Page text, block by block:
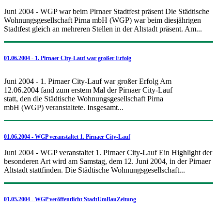
Juni 2004 - WGP war beim Pirnaer Stadtfest präsent Die Städtische
Wohnungsgesellschaft Pirna mbH (WGP) war beim diesjährigen
Stadtfest gleich an mehreren Stellen in der Altstadt präsent. Am...
01.06.2004 - 1. Pirnaer City-Lauf war großer Erfolg
Juni 2004 - 1. Pirnaer City-Lauf war großer Erfolg Am
12.06.2004 fand zum erstem Mal der Pirnaer City-Lauf
statt, den die Städtische Wohnungsgesellschaft Pirna
mbH (WGP) veranstaltete. Insgesamt...
01.06.2004 - WGP veranstaltet 1. Pirnaer City-Lauf
Juni 2004 - WGP veranstaltet 1. Pirnaer City-Lauf Ein Highlight der
besonderen Art wird am Samstag, dem 12. Juni 2004, in der Pirnaer
Altstadt stattfinden. Die Städtische Wohnungsgesellschaft...
01.05.2004 - WGP veröffentlicht StadtUmBauZeitung